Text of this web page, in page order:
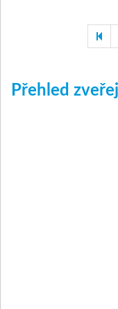
Přehled